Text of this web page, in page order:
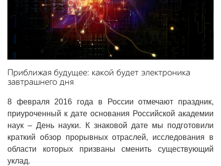
Приближая будущее: какой будет электроника
завтрашнего дня
8 февраля 2016 года в России отмечают праздник,
приуроченный к дате основания Российской академии
наук – День науки. К знаковой дате мы подготовили
краткий обзор прорывных отраслей, исследования в
области которых призваны сменить существующий
уклад.